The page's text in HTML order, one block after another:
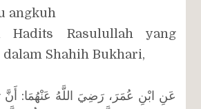
angkuh
Hadits Rasulullah yang
Shahih Bukhari,
عَنِ ابْنِ عُمَرَ، رَضِيَ اللَّهُ عَنْهُمَا: